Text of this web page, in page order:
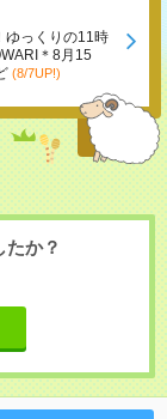
ゆっくりの11時
＊8月15
(8/7UP!)
たか？